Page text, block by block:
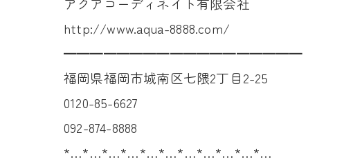
http://www.aqua-8888.com/
━━━━━━━━━━━━━━━━━━
福岡県福岡市城南区七隈2丁目2-25
0120-85-6627
092-874-8888
*…*…*…*…*…*…*…*…*…*…*…